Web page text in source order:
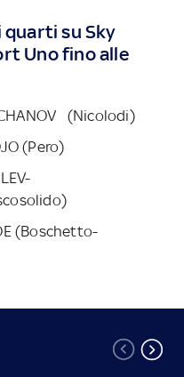
quarti su Sky
Uno fino alle
(Nicolodi)
(Pero)
(Boschetto-